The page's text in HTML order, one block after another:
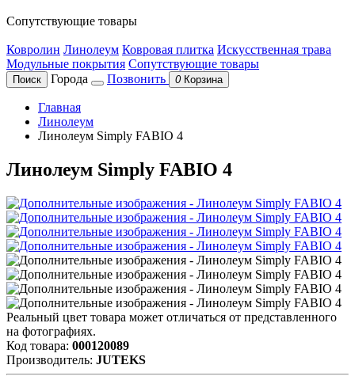
Сопутствующие товары
Ковролин Линолеум Ковровая плитка Искусственная трава
Модульные покрытия Сопутствующие товары
Поиск Города Позвонить 0 Корзина
Главная
Линолеум
Линолеум Simply FABIO 4
Линолеум Simply FABIO 4
Реальный цвет товара может отличаться от представленного
на фотографиях.
Код товара: 000120089
Производитель: JUTEKS